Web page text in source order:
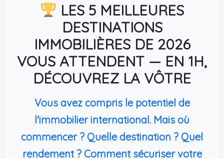
LES 5 MEILLEURES
DESTINATIONS
IMMOBILIÈRES DE 2026
VOUS ATTENDENT — EN 1H,
DÉCOUVREZ LA VÔTRE
Vous avez compris le potentiel de
l'immobilier international. Mais où
commencer ? Quelle destination ? Quel
rendement ? Comment sécuriser votre